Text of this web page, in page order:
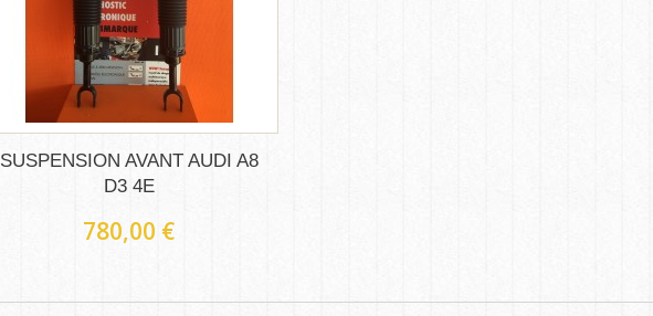
SUSPENSION AVANT AUDI A8
D3 4E
780,00 €